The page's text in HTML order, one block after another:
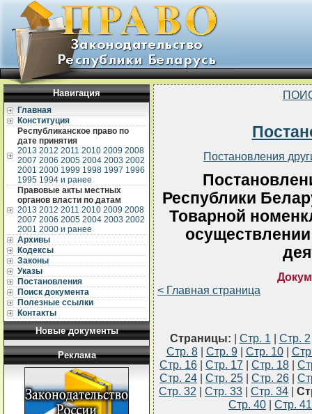
Навигация
Главная
Конституция
Республиканское право по
дате принятия
2013 2012 2011 2010 2009 2008
2007 2006 2005 2004 2003 2002
2001 2000 1999 1998 1997 1996
1995 1994 и ранее
Правовые акты местных
органов власти по датам
2013 2012 2011 2010 2009 2008
2007 2006 2005 2004 2003 2002
2001 2000 и ранее
Архивы
Кодексы
Законы
Указы
Постановления
Поиск документа
Полезные ссылки
Контакты
Новые документы
Реклама
Постановления
Республики
Товарной
< Главная страница
Страницы: | Стр. 1 | Стр. 2
Стр. 8| Стр. 9| Стр. 10|
Стр. 16 | Стр. 17 | Стр. 18 |
Стр. 24 | Стр. 25 | Стр. 26 |
Стр. 32 | Стр. 33 | Стр. 34 |
Стр. 40 | Стр. 41